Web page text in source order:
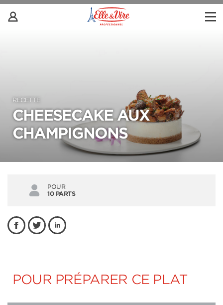
RECETTE
CHEESECAKE AUX
CHAMPIGNONS
POUR
10 PARTS
POUR PRÉPARER CE PLAT